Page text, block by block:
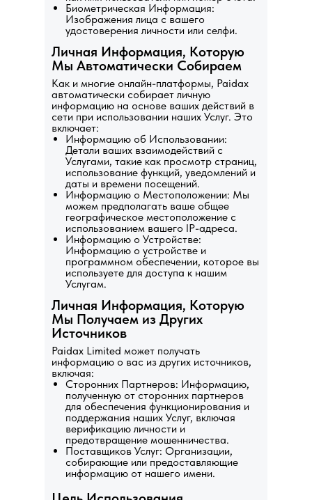
Биометрическая Информация:
Изображения лица с вашего
удостоверения личности или селфи.
Как и многие онлайн-платформы, Paidax
автоматически собирает личную
информацию на основе ваших действий в
сети при использовании наших Услуг. Это
включает:
Информацию об Использовании:
Детали ваших взаимодействий с
Услугами, такие как просмотр страниц,
использование функций, уведомлений и
даты и времени посещений.
Информацию о Местоположении: Мы
можем предполагать ваше общее
географическое местоположение с
использованием вашего IP-адреса.
Информацию о Устройстве:
Информацию о устройстве и
программном обеспечении, которое вы
используете для доступа к нашим
Услугам.
Личная Информация, Которую
Мы Автоматически Собираем
Paidax Limited может получать
информацию о вас из других источников,
включая:
Сторонних Партнеров: Информацию,
полученную от сторонних партнеров
для обеспечения функционирования и
поддержания наших Услуг, включая
верификацию личности и
предотвращение мошенничества.
Поставщиков Услуг: Организации,
собирающие или предоставляющие
информацию от нашего имени.
Личная Информация, Которую
Мы Получаем из Других
Источников